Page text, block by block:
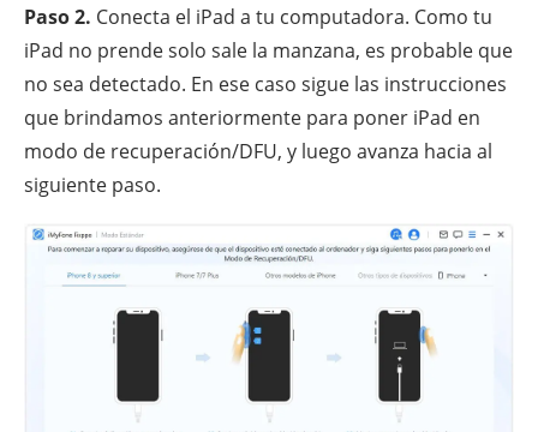
Paso 2. Conecta el iPad a tu computadora. Como tu
iPad no prende solo sale la manzana, es probable que
no sea detectado. En ese caso sigue las instrucciones
que brindamos anteriormente para poner iPad en
modo de recuperación/DFU, y luego avanza hacia al
siguiente paso.